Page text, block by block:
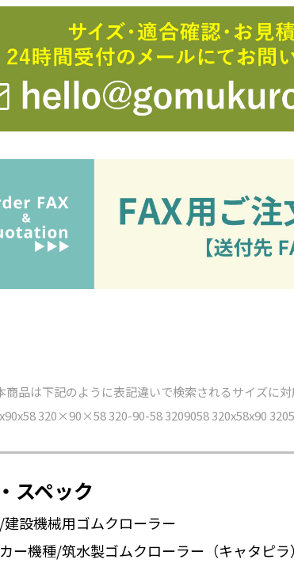
商品は下記のように表記違いで検索されるサイズに対
320×90×58 320-90-58 3209058 320x58x90
スペック
設機械用ゴムクローラー
ー機種/筑水製ゴムクローラー（キャタピラ）